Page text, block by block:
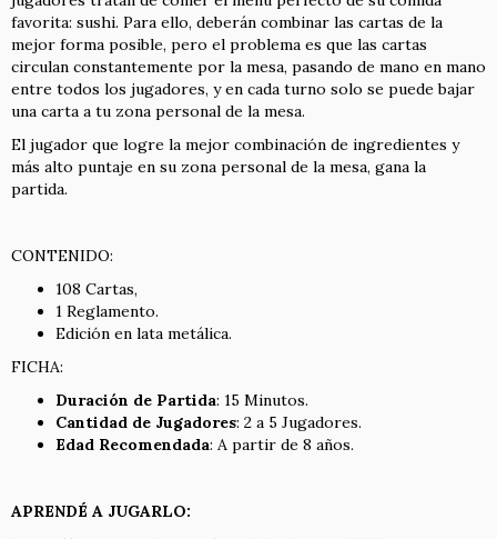
favorita: sushi. Para ello, deberán combinar las cartas de la
mejor forma posible, pero el problema es que las cartas
circulan constantemente por la mesa, pasando de mano en mano
entre todos los jugadores, y en cada turno solo se puede bajar
una carta a tu zona personal de la mesa.
El jugador que logre la mejor combinación de ingredientes y
más alto puntaje en su zona personal de la mesa, gana la
partida.
CONTENIDO:
108 Cartas,
1 Reglamento.
Edición en lata metálica.
FICHA:
Duración de Partida: 15 Minutos.
Cantidad de Jugadores: 2 a 5 Jugadores.
Edad Recomendada: A partir de 8 años.
APRENDÉ A JUGARLO: